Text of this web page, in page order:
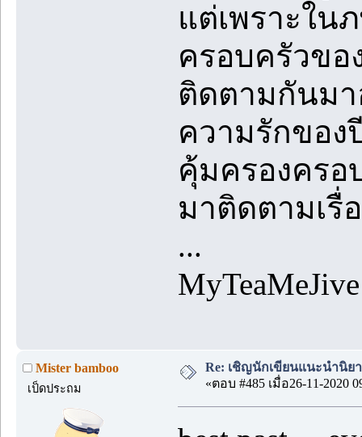
แต่เพราะใ
ครอบครัวขอ
ติดตามกันมา
ความรักของ
คุ้มครองครอ
มาติดตามเรื่
...
MyTeaMeJive
Mister bamboo
เป็ดประถม
Re: เชิญนักเขียนแนะนำนิย
«ตอบ #485 เมื่อ26-11-2020